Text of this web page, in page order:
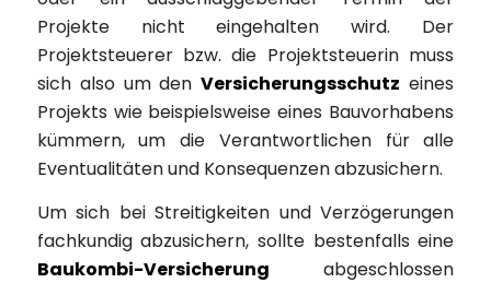
Projekte nicht eingehalten wird. Der
Projektsteuerer bzw. die Projektsteuerin muss
sich also um denVersicherungsschutz eines
Projekts wie beispielsweise eines Bauvorhabens
kümmern, um die Verantwortlichen für alle
Eventualitäten und Konsequenzen abzusichern.
Um sich bei Streitigkeiten und Verzögerungen
fachkundig abzusichern, sollte bestenfalls eine
Baukombi-Versicherung abgeschlossen